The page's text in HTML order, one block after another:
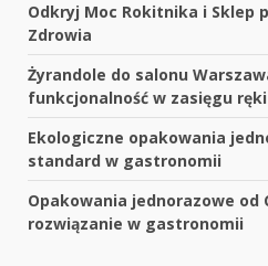
Odkryj Moc Rokitnika i Sklep
Zdrowia
Żyrandole do salonu
funkcjonalność w zasięgu ręki
Ekologiczne opakowania
standard w gastronomii
Opakowania jednorazowe od
rozwiązanie w gastronomii